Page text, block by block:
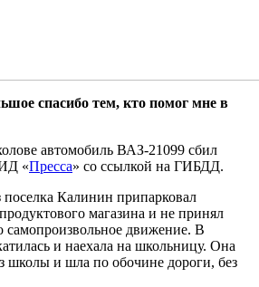
спасибо тем, кто помог мне в
автомобиль ВАЗ-21099 сбил
«Пресса» со ссылкой на ГИБДД.
поселка Калинин припарковал
магазина и не принял
движение. В
и наехала на школьницу. Она
школы и шла по обочине дороги, без